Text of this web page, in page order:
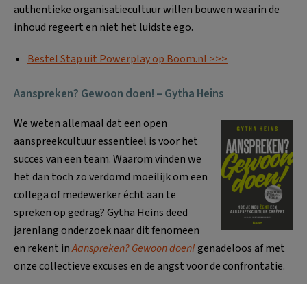
authentieke organisatiecultuur willen bouwen waarin de
inhoud regeert en niet het luidste ego.
Bestel Stap uit Powerplay op Boom.nl >>>
Aanspreken? Gewoon doen! – Gytha Heins
We weten allemaal dat een open
aanspreekcultuur essentieel is voor het
succes van een team. Waarom vinden we
het dan toch zo verdomd moeilijk om een
collega of medewerker écht aan te
spreken op gedrag? Gytha Heins deed
jarenlang onderzoek naar dit fenomeen
en rekent inAanspreken? Gewoon doen!genadeloos af met
onze collectieve excuses en de angst voor de confrontatie.